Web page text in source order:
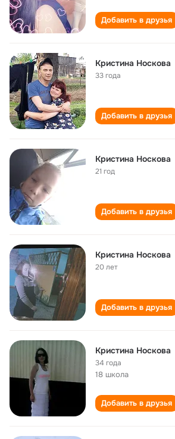
Добавить в друзья
Кристина Носкова
33 года
Добавить в друзья
Кристина Носкова
21 год
Добавить в друзья
Кристина Носкова
20 лет
Добавить в друзья
Кристина Носкова
34 года
18 школа
Добавить в друзья